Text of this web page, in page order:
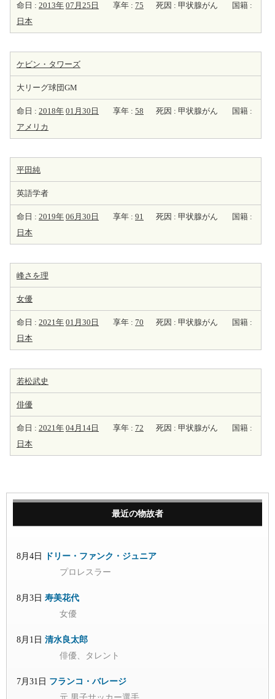
命日 : 2013年 07月25日 享年 : 75 死因 : 甲状腺がん
国籍 :
日本
ケビン・タワーズ
大リーグ球団GM
命日 : 2018年 01月30日 享年 : 58 死因 : 甲状腺がん
国籍 :
アメリカ
平田純
英語学者
命日 : 2019年 06月30日 享年 : 91 死因 : 甲状腺がん
国籍 :
日本
峰さを理
女優
命日 : 2021年 01月30日 享年 : 70 死因 : 甲状腺がん
国籍 :
日本
若松武史
俳優
命日 : 2021年 04月14日 享年 : 72 死因 : 甲状腺がん
国籍 :
日本
最近の物故者
8月4日
ドリー・ファンク・ジュニア
プロレスラー
8月3日 寿美花代
女優
8月1日 清水良太郎
俳優、タレント
7月31日 フランコ・バレージ